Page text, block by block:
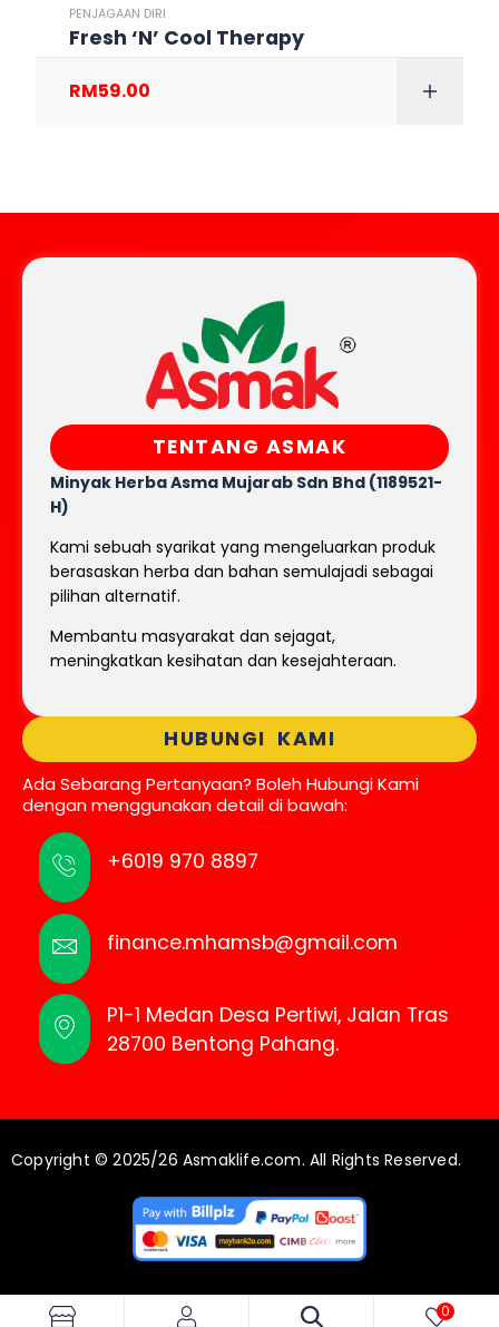
PENJAGAAN DIRI
Fresh ‘N’ Cool Therapy
RM59.00
TENTANG ASMAK
Minyak Herba Asma Mujarab Sdn Bhd (1189521-
H)
Kami sebuah syarikat yang mengeluarkan produk
berasaskan herba dan bahan semulajadi sebagai
pilihan alternatif.
Membantu masyarakat dan sejagat,
meningkatkan kesihatan dan kesejahteraan.
HUBUNGI KAMI
Ada Sebarang Pertanyaan? Boleh Hubungi Kami
dengan menggunakan detail di bawah:
+6019 970 8897
finance.mhamsb@gmail.com
P1-1 Medan Desa Pertiwi, Jalan Tras
28700 Bentong Pahang.
Copyright © 2025/26 Asmaklife.com. All Rights Reserved.
0